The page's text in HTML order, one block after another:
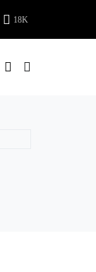
18K